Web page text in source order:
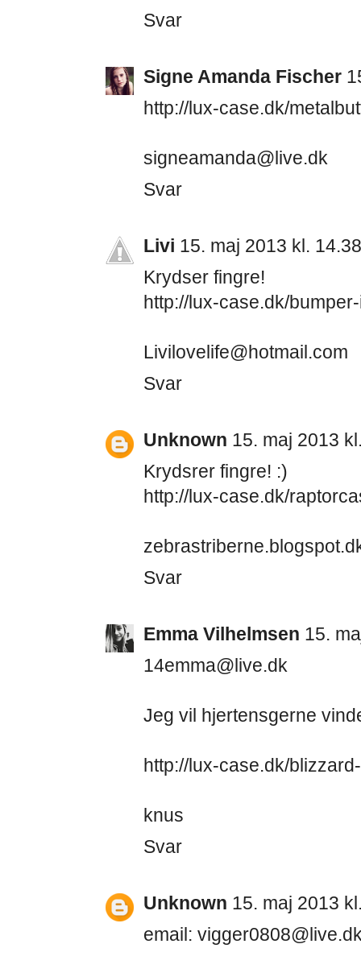
Svar
Signe Amanda Fischer
http://lux-case.dk/
signeamanda@live.dk
Svar
Livi 15. maj 2013 kl. 14.38
Krydser fingre!
http://lux-case.dk/
Livilovelife@hotmail.com
Svar
Unknown 15. maj 2013
Krydsrer fingre! :)
http://lux-case.dk/
Svar
Emma Vilhelmsen 15.
14emma@live.dk
Jeg vil hjertensgerne
http://lux-case.dk/
knus
Svar
Unknown 15. maj 2013
email: